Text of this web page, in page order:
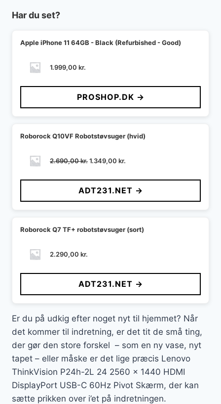
Har du set?
Apple iPhone 11 64GB - Black (Refurbished - Good)
1.999,00 kr.
PROSHOP.DK →
Roborock Q10VF Robotstøvsuger (hvid)
2.690,00kr.Den
pris
var:
2.690,00 kr..
1.349,00 kr.
pris
er:
1.349,00 kr..
ADT231.NET →
Roborock Q7 TF+ robotstøvsuger (sort)
2.290,00 kr.
ADT231.NET →
Er du på udkig efter noget nyt til hjemmet? Når
det kommer til indretning, er det tit de små ting,
der gør den store forskel – som en ny vase, nyt
tapet – eller måske er det lige præcis Lenovo
ThinkVision P24h-2L 24 2560 x 1440 HDMI
DisplayPort USB-C 60Hz Pivot Skærm, der kan
sætte prikken over i’et på indretningen.